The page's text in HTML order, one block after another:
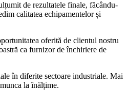
de rezultatele finale, făcându-
calitatea echipamentelor și
oferită de clientul nostru
ca furnizor de închiriere de
în diferite sectoare industriale. Mai
la înălțime.